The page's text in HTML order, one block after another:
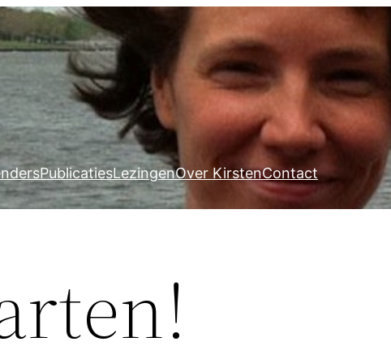
PublicatiesLezingenOver KirstenContact